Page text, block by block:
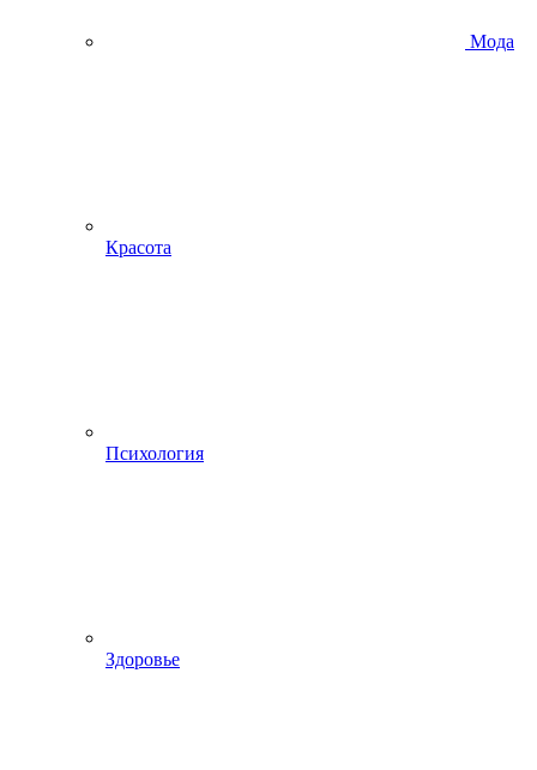
Мода
Красота
Психология
Здоровье